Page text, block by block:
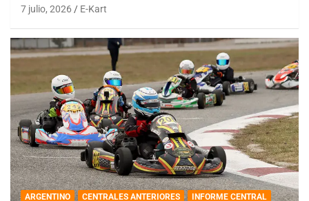
7 julio, 2026 E-Kart
ARGENTINO CENTRALES ANTERIORES INFORME CENTRAL